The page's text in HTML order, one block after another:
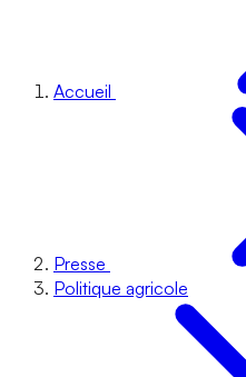
Accueil
Presse
Politique agricole